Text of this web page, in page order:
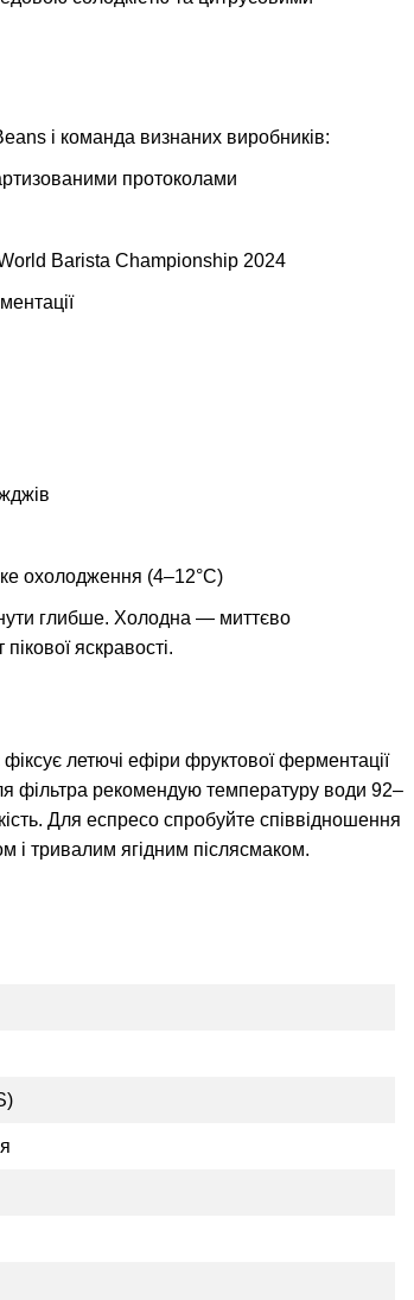
і команда визнаних виробників:
протоколами
Barista Championship 2024
охолодження (4–12°C)
глибше. Холодна — миттєво
яскравості.
летючі ефіри фруктової ферментації
фільтра рекомендую температуру води 92–
Для еспресо спробуйте співвідношення
і тривалим ягідним післясмаком.